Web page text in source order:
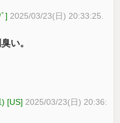
] 2025/03/23(日) 20:33:25.
い。
[US] 2025/03/23(日) 20:36: